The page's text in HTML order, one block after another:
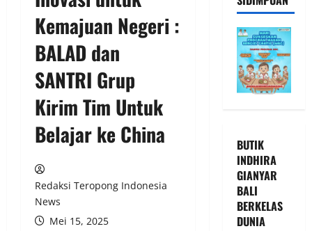
Kemajuan Negeri :
BALAD dan
SANTRI Grup
Kirim Tim Untuk
Belajar ke China
Redaksi Teropong Indonesia
News
Mei 15, 2025
BUTIK
INDHIRA
GIANYAR
BALI
BERKELAS
DUNIA